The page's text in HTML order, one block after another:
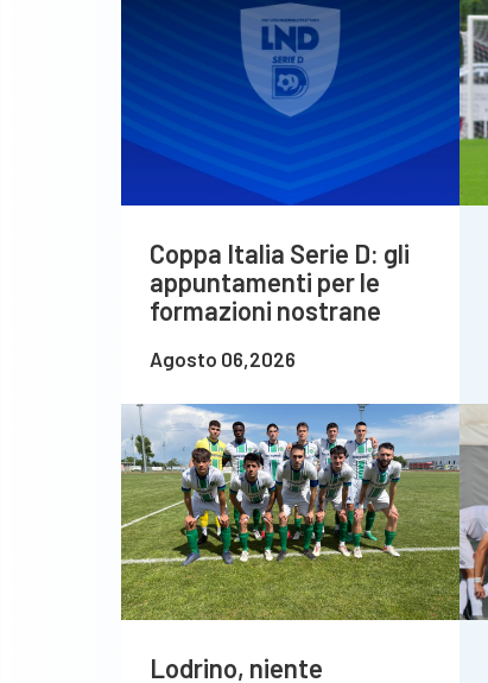
Coppa Italia Serie D: gli
appuntamenti per le
formazioni nostrane
Agosto 06,2026
Lodrino, niente